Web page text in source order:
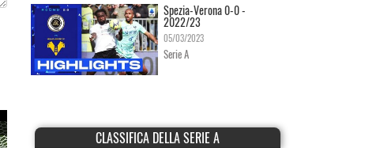
Spezia-Verona 0-0 -
2022/23
05/03/2023
Serie A
CLASSIFICA DELLA SERIE A